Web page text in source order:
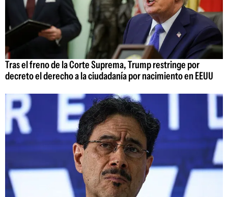
Tras el freno de la Corte Suprema, Trump restringe por
decreto el derecho a la ciudadanía por nacimiento en EEUU